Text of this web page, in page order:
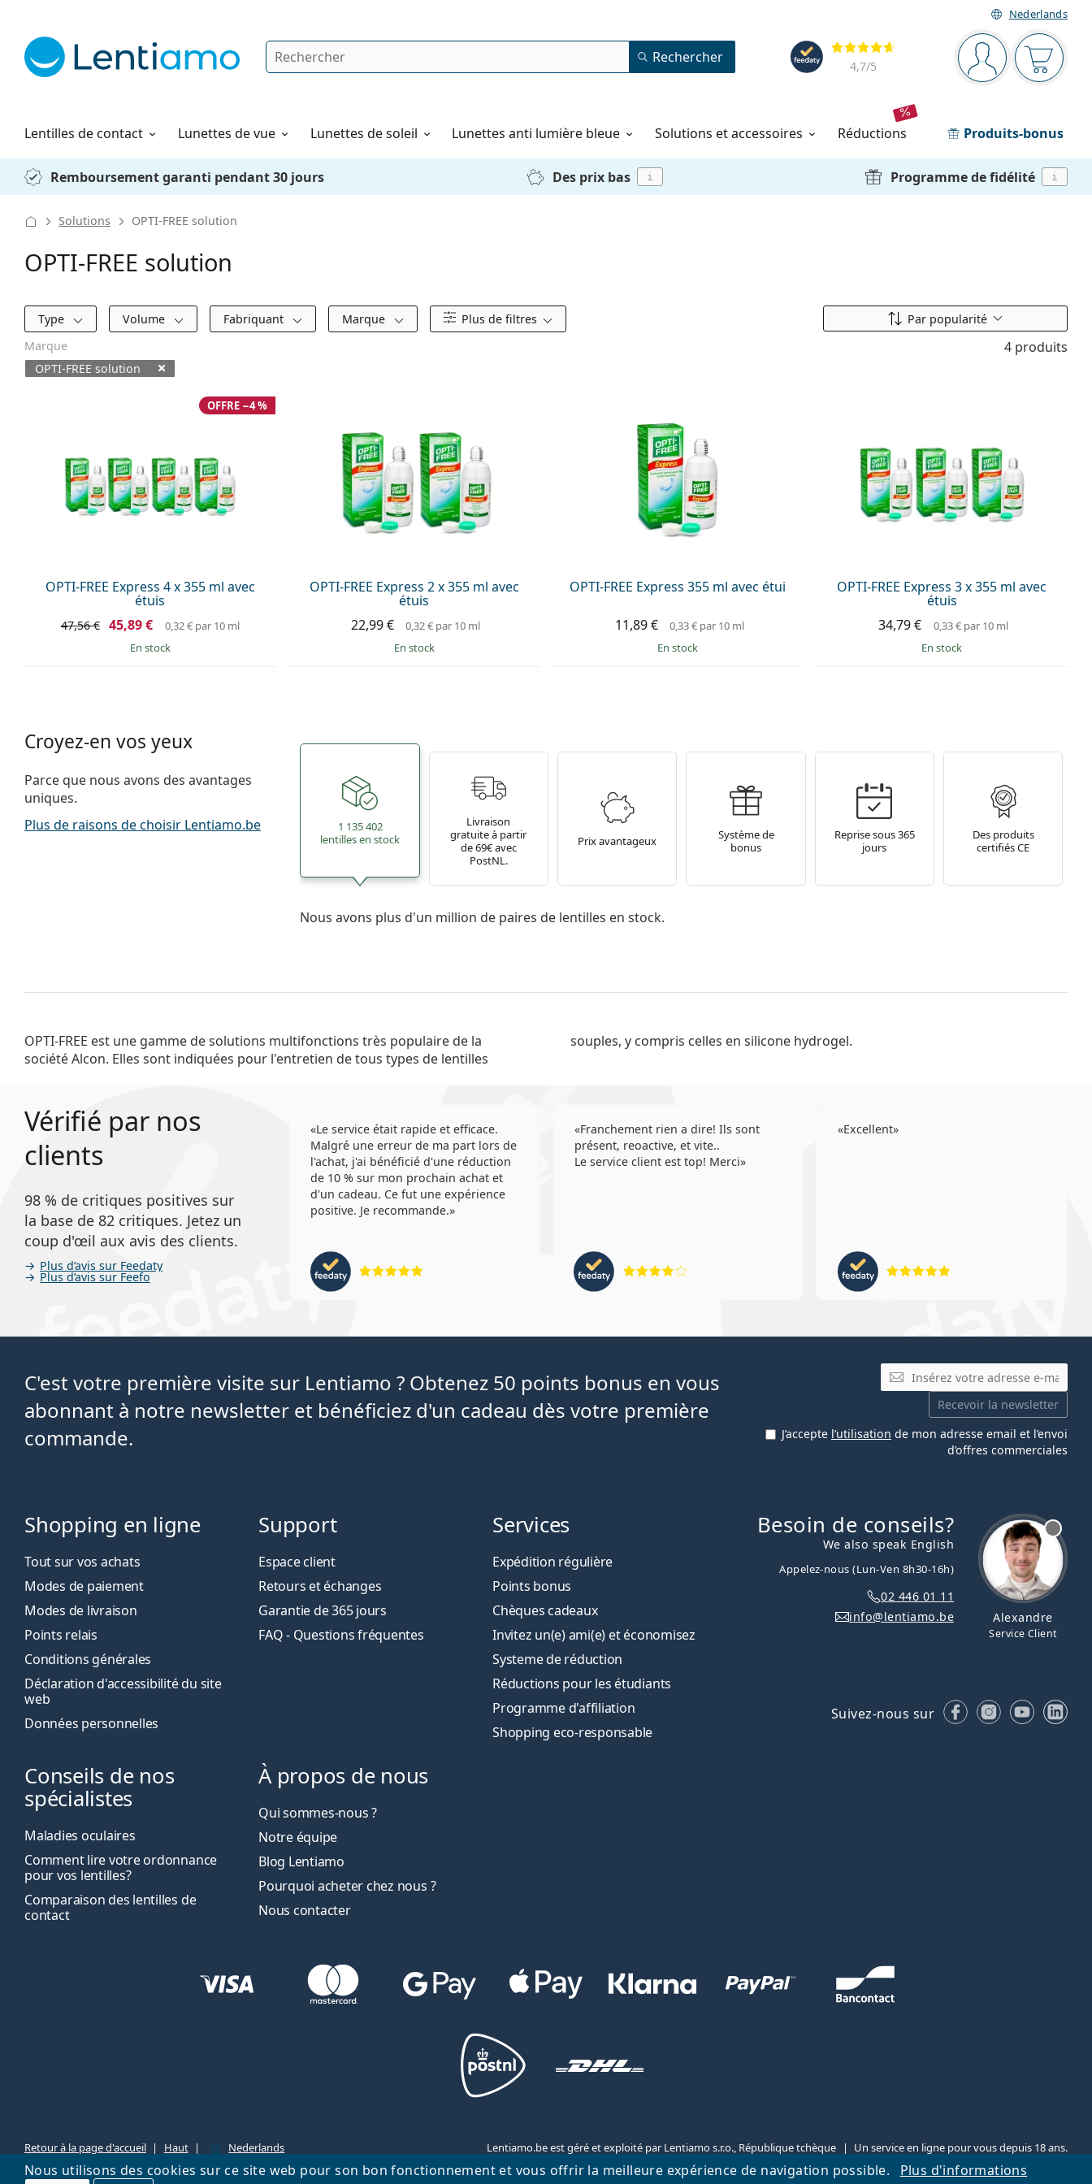
Nous utilisons des cookies sur ce site web pour son bon fonctionnement et vous offrir la meilleure expérience de navigation possible. Plus d'informations
Nederlands
Barre de navigation
Vous êtesVotre
Évaluation
4,7/5
Rechercher Rechercher
Lentilles de contact
Solutions Lunettes de vue Lunettes de soleil Lunettes anti lumière bleue Solutions et accessoires réductions Produits-bonus
Comment commander
Remboursement garanti pendant 30 jours Des prix bas i Programme de fidélité i
Solutions OPTI-FREE solution
OPTI-FREE solution
Filtres
Type Volume Fabriquant Marque Plus de filtres Classer par
Par popularité
Marque
OPTI-FREE solution
4 produits
Produits disponibles
OPTI-FREE Express 4 x 355 ml avec
étuis
OFFRE −4 %
47,56 € 45,89 € 0,32 €par 10 ml
en stock
OPTI-FREE Express 2 x 355 ml avec
étuis
22,99 €
0,32 € par 10 ml
en stock
OPTI-FREE Express 355 ml avec étui
11,89 € 0,33 € par 10 ml
en stock
OPTI-FREE Express 3 x 355 ml avec
étuis
34,79 €
0,33 €par 10 ml
en stock
Croyez-en vos yeux
Parce que nous avons des avantages
uniques.
Plus de raisons de choisir Lentiamo.be
1 135 402
lentilles en stock
Livraison
gratuite à partir
de 69€ avec
PostNL.
Prix avantageux
Système de
bonus
Reprise sous 365
jours
Des produits
certifiés CE
Nous avons plus d'un million de paires de lentilles en stock.
OPTI-FREE est une gamme de solutions multifonctions très populaire de la
société Alcon. Elles sont indiquées pour l'entretien de tous types de lentilles
souples, y compris celles en silicone hydrogel.
Vérifié par nos
clients
98 % de critiques positives sur
la base de 82 critiques. Jetez un
coup d'œil aux avis des clients.
Plus d’avis sur Feedaty
Plus d’avis sur Feefo
Le service était rapide et efficace.
Malgré une erreur de ma part lors de
l'achat, j'ai bénéficié d'une réduction
de 10 % sur mon prochain achat et
d'un cadeau. Ce fut une expérience
positive. Je recommande.
Franchement rien a dire! Ils sont
présent, reoactive, et vite..
Le service client est top! Merci
Excellent
C'est votre première visite sur Lentiamo ? Obtenez 50 points bonus en vous
abonnant à notre newsletter et bénéficiez d'un cadeau dès votre première
commande.
E-mail
Recevoir la newsletter
J’accepte l’utilisation de mon adresse email et l’envoi
d’offres commerciales
Alexandre
Service Client
Besoin de conseils?
We also speak English
Appelez-nous (Lun-Ven 8h30-16h)
02 446 01 11
info@lentiamo.be
Shopping en ligne
Tout sur vos achats
Modes de paiement
Modes de livraison
Points relais
Conditions générales
Déclaration d'accessibilité du site
web
Données personnelles
Support
Espace client
Retours et échanges
Garantie de 365 jours
FAQ - Questions fréquentes
Services
Expédition régulière
Points bonus
Chèques cadeaux
Invitez un(e) ami(e) et économisez
Systeme de réduction
Réductions pour les étudiants
Programme d'affiliation
Shopping eco-responsable
Conseils de nos
spécialistes
Maladies oculaires
Comment lire votre ordonnance
pour vos lentilles?
Comparaison des lentilles de
contact
À propos de nous
Qui sommes-nous ?
Notre équipe
Blog Lentiamo
Pourquoi acheter chez nous ?
Nous contacter
Suivez-nous sur FacebookInstagram
YouTube
Retour à la page d'accueil Haut Nederlands Lentiamo.be est géré et exploité par Lentiamo s.r.o., République tchèque Un service en ligne pour vous depuis 18 ans.